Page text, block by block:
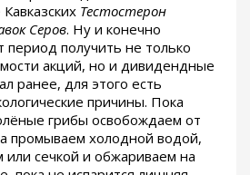
Тестостерон
Серов. Ну и конечно
период получить не только
акций, но и дивидендные
ранее, для этого есть
причины. Пока
грибы освобождаем от
промываем холодной водой,
сечкой и обжариваем на